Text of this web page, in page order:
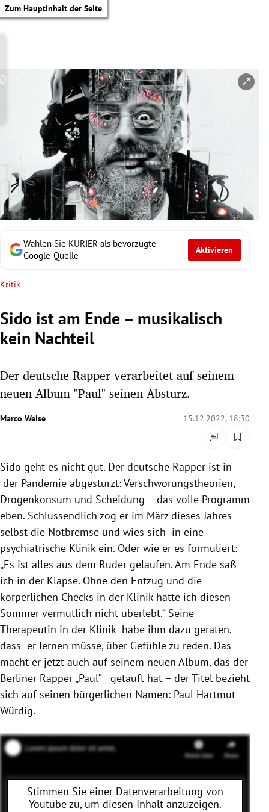
Zum Hauptinhalt der Seite
Untermenü
Untermenü
Untermenü
Untermenü
Untermenü
Untermenü
Untermenü
Untermenü
Wählen Sie KURIER als bevorzugte
Google-Quelle
Aktivieren
Kritik
Sido ist am Ende – musikalisch
kein Nachteil
Der deutsche Rapper verarbeitet auf seinem
neuen Album "Paul" seinen Absturz.
Marco Weise 15.12.2022, 18:30
Copyright-Hinweis öffnen/schließen
Sido geht es nicht gut. Der deutsche Rapper ist in
der Pandemie abgestürzt: Verschwörungstheorien,
Drogenkonsum und Scheidung – das volle Programm
eben. Schlussendlich zog er im März dieses Jahres
selbst die Notbremse und wies sich in eine
psychiatrische Klinik ein. Oder wie er es formuliert:
„Es ist alles aus dem Ruder gelaufen. Am Ende saß
ich in der Klapse. Ohne den Entzug und die
körperlichen Checks in der Klinik hätte ich diesen
Sommer vermutlich nicht überlebt.“ Seine
Therapeutin in der Klinik habe ihm dazu geraten,
dass er lernen müsse, über Gefühle zu reden. Das
macht er jetzt auch auf seinem neuen Album, das der
Berliner Rapper „Paul“ getauft hat – der Titel bezieht
sich auf seinen bürgerlichen Namen: Paul Hartmut
Würdig.
Stimmen Sie einer Datenverarbeitung von
Youtubezu, um diesen Inhalt anzuzeigen.